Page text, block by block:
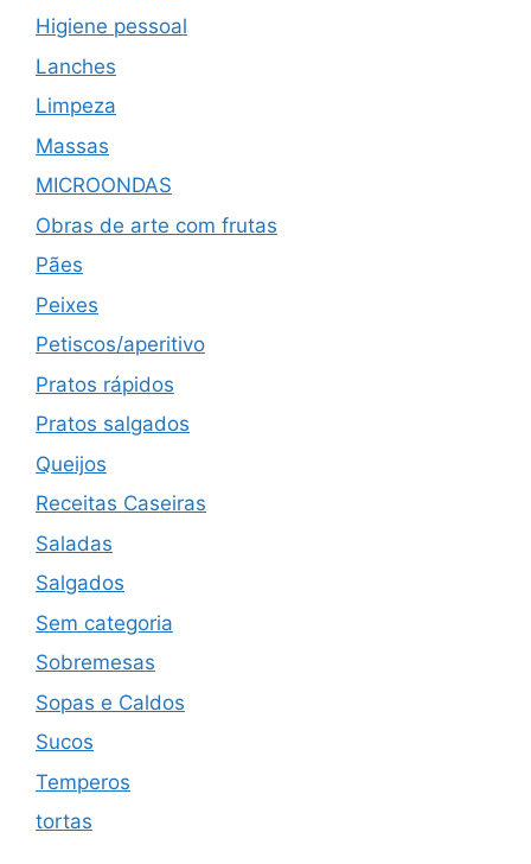
Higiene pessoal
Lanches
Limpeza
Massas
MICROONDAS
Obras de arte com frutas
Pães
Peixes
Petiscos/aperitivo
Pratos rápidos
Pratos salgados
Queijos
Receitas Caseiras
Saladas
Salgados
Sem categoria
Sobremesas
Sopas e Caldos
Sucos
Temperos
tortas